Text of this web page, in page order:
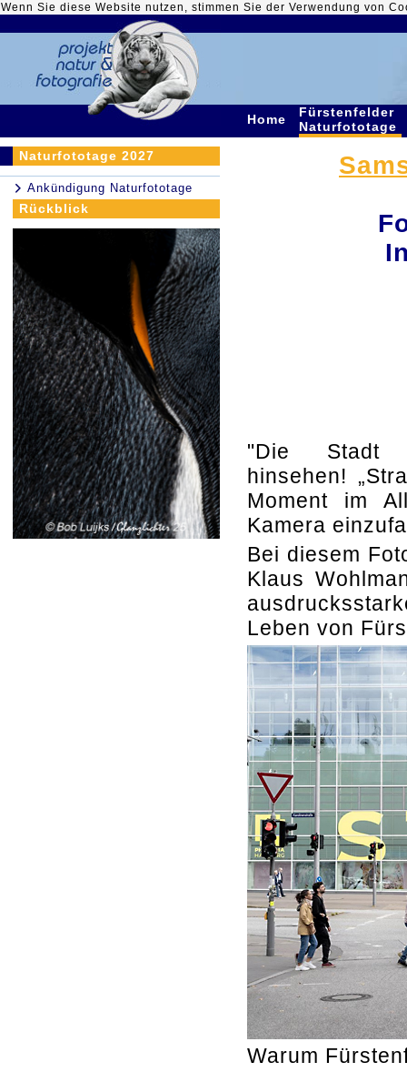
Wenn Sie diese Website nutzen, stimmen Sie der Verwendung von
Home
Fürstenfelder
Naturfototage
Naturfototage 2027
Ankündigung Naturfototage
Rückblick
"Die
hinsehen!
Moment im
Kamera
Bei diesem
Klaus
Leben von
Warum